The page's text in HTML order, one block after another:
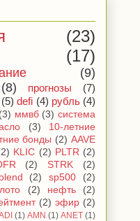
(23)
(17)
(9)
(8) прогнозы
(7)
(5) defi (4) рубль (4)
(3) ммвб (3) система
(3)
10-летние
бонды (2) AAVE
KLIC (2) PLTR (2)
(2) STRK
(2)
(2) sp500
(2)
(2) нефть
(2)
(2) эфир (2)
(1) AMN (1) ANET (1)